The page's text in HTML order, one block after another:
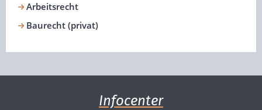
Arbeitsrecht
Baurecht (privat)
Infocenter